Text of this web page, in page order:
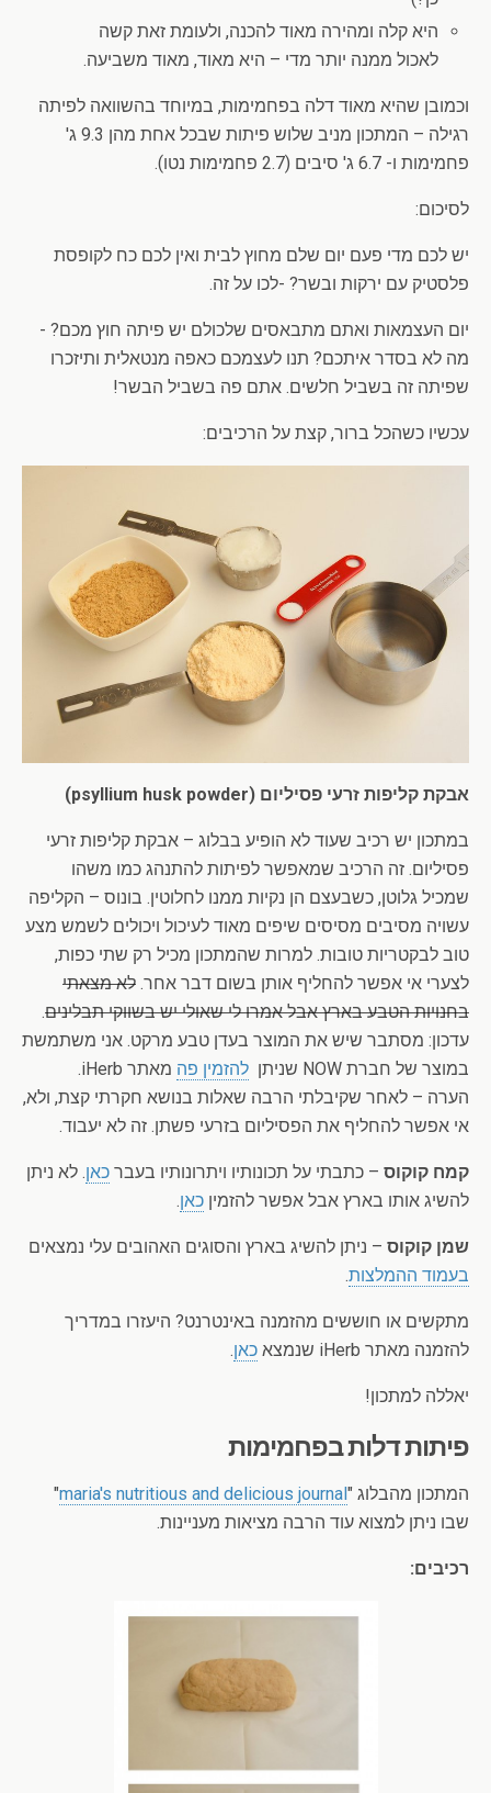
היא קלה ומהירה מאוד להכנה, ולעומת זאת קשה
לאכול ממנה יותר מדי – היא מאוד, מאוד משביעה.
וכמובן שהיא מאוד דלה בפחמימות, במיוחד בהשוואה לפיתה
רגילה – המתכון מניב שלוש פיתות שבכל אחת מהן 9.3 ג'
פחמימות ו- 6.7 ג' סיבים (2.7 פחמימות נטו).
לסיכום:
יש לכם מדי פעם יום שלם מחוץ לבית ואין לכם כח לקופסת
פלסטיק עם ירקות ובשר? -לכו על זה.
יום העצמאות ואתם מתבאסים שלכולם יש פיתה חוץ מכם? -
מה לא בסדר איתכם? תנו לעצמכם כאפה מנטאלית ותיזכרו
שפיתה זה בשביל חלשים. אתם פה בשביל הבשר!
עכשיו כשהכל ברור, קצת על הרכיבים:
אבקת קליפות זרעי פסיליום (psyllium husk powder)
במתכון יש רכיב שעוד לא הופיע בבלוג – אבקת קליפות זרעי
פסיליום. זה הרכיב שמאפשר לפיתות להתנהג כמו משהו
שמכיל גלוטן, כשבעצם הן נקיות ממנו לחלוטין. בונוס – הקליפה
עשויה מסיבים מסיסים שיפים מאוד לעיכול ויכולים לשמש מצע
טוב לבקטריות טובות. למרות שהמתכון מכיל רק שתי כפות,
לצערי אי אפשר להחליף אותן בשום דבר אחר. לא מצאתי
בחנויות הטבע בארץ אבל אמרו לי שאולי יש בשווקי תבלינים.
עדכון: מסתבר שיש את המוצר בעדן טבע מרקט. אני משתמשת
במוצר של חברת NOW שניתן
להזמין פה מאתר iHerb.
הערה – לאחר שקיבלתי הרבה שאלות בנושא חקרתי קצת, ולא,
אי אפשר להחליף את הפסיליום בזרעי פשתן. זה לא יעבוד.
קמח קוקוס – כתבתי על תכונותיו ויתרונותיו בעבר כאן. לא ניתן
להשיג אותו בארץ אבל אפשר להזמין כאן.
שמן קוקוס – ניתן להשיג בארץ והסוגים האהובים עלי נמצאים
בעמוד ההמלצות.
מתקשים או חוששים מהזמנה באינטרנט? היעזרו במדריך
להזמנה מאתר iHerb שנמצא
כאן.
יאללה למתכון!
פיתות דלות בפחמימות
המתכון מהבלוג "maria's nutritious and delicious journal
"
שבו ניתן למצוא עוד הרבה מציאות מעניינות.
רכיבים: